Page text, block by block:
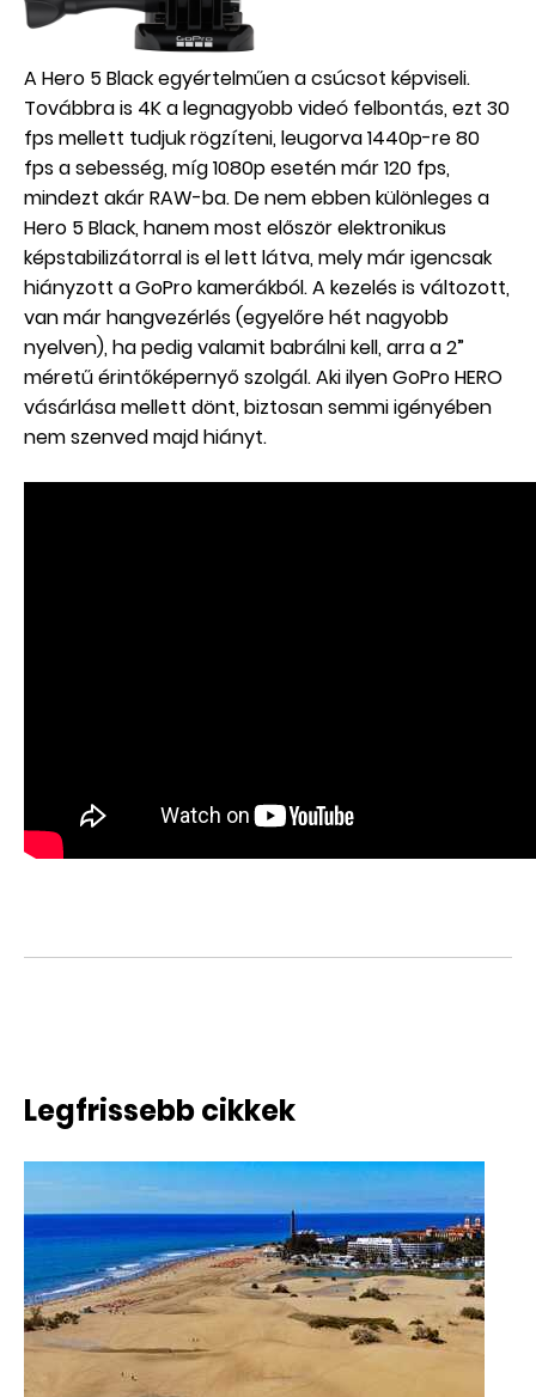
A Hero 5 Black egyértelműen a csúcsot képviseli.
Továbbra is 4K a legnagyobb videó felbontás, ezt 30
fps mellett tudjuk rögzíteni, leugorva 1440p-re 80
fps a sebesség, míg 1080p esetén már 120 fps,
mindezt akár RAW-ba. De nem ebben különleges a
Hero 5 Black, hanem most először elektronikus
képstabilizátorral is el lett látva, mely már igencsak
hiányzott a GoPro kamerákból. A kezelés is változott,
van már hangvezérlés (egyelőre hét nagyobb
nyelven), ha pedig valamit babrálni kell, arra a 2”
méretű érintőképernyő szolgál. Aki ilyen GoPro HERO
vásárlása mellett dönt, biztosan semmi igényében
nem szenved majd hiányt.
Legfrissebb cikkek